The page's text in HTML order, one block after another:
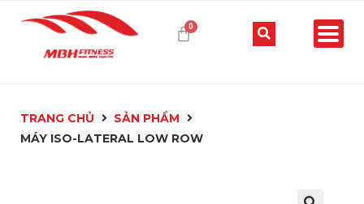
TRANG CHỦ
SẢN PHẨM
MÁY ISO-LATERAL LOW ROW